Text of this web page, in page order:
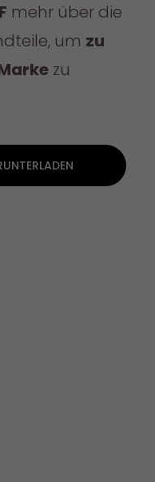
mehr über die
um zu
zu